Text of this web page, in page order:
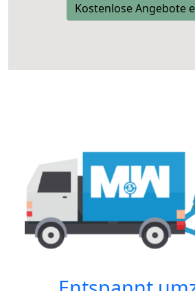
Kostenlose Angebote